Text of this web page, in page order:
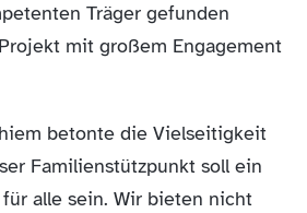
Träger gefunden
mit großem Engagement
betonte die Vielseitigkeit
Familienstützpunkt soll ein
alle sein. Wir bieten nicht